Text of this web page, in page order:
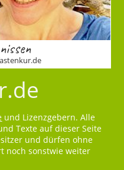
und Lizenzgebern. Alle
Texte auf dieser Seite
und dürfen ohne
noch sonstwie weiter